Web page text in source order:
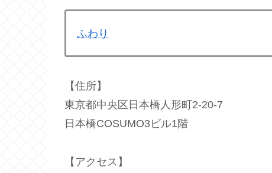
ふわり
【住所】
東京都中央区日本橋人形町2-20-7
日本橋COSUMO3ビル1階
【アクセス】